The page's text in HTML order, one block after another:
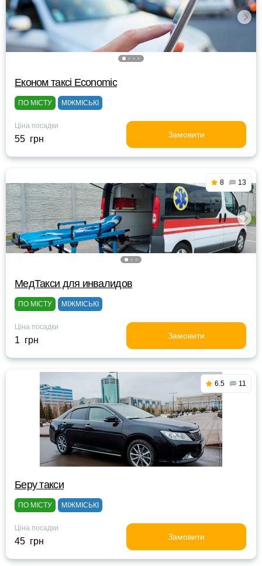
Eконом таксі Economic
ПО МІСТУ МІЖМІСЬКІ
Ціна посадки
55 грн Замовити
8 13
МедТакси для инвалидов
ПО МІСТУ МІЖМІСЬКІ
Ціна посадки
1 грн Замовити
6.5 11
Беру такси
ПО МІСТУ МІЖМІСЬКІ
Ціна посадки
45 грн Замовити